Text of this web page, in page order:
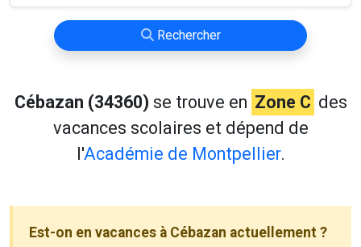
Rechercher
Cébazan (34360) se trouve en Zone C des
vacances scolaires et dépend de
l'Académie de Montpellier.
Est-on en vacances à Cébazan actuellement ?